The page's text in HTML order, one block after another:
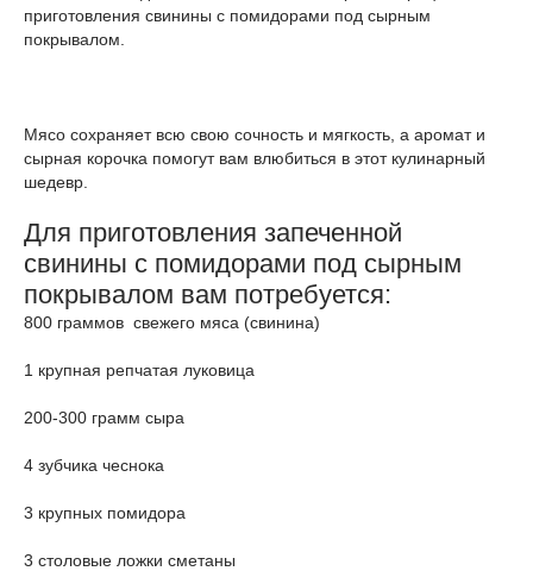
приготовления свинины с помидорами под сырным
покрывалом.
Мясо сохраняет всю свою сочность и мягкость, а аромат и
сырная корочка помогут вам влюбиться в этот кулинарный
шедевр.
Для приготовления запеченной
свинины с помидорами под сырным
покрывалом вам потребуется:
800 граммов свежего мяса (свинина)
1 крупная репчатая луковица
200-300 грамм сыра
4 зубчика чеснока
3 крупных помидора
3 столовые ложки сметаны